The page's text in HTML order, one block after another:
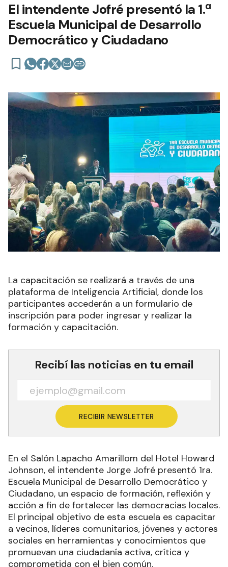
El intendente Jofré presentó la 1.ª
Escuela Municipal de Desarrollo
Democrático y Ciudadano
La capacitación se realizará a través de una
plataforma de Inteligencia Artificial, donde los
participantes accederán a un formulario de
inscripción para poder ingresar y realizar la
formación y capacitación.
Recibí las noticias en tu email
RECIBIR NEWSLETTER
En el Salón Lapacho Amarillom del Hotel Howard
Johnson, el intendente Jorge Jofré presentó 1ra.
Escuela Municipal de Desarrollo Democrático y
Ciudadano, un espacio de formación, reflexión y
acción a fin de fortalecer las democracias locales.
El principal objetivo de esta escuela es capacitar
a vecinos, líderes comunitarios, jóvenes y actores
sociales en herramientas y conocimientos que
promuevan una ciudadanía activa, crítica y
comprometida con el bien común.